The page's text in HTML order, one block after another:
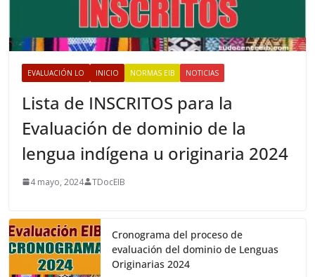
EVALUACIÓN LO INICIO NORMAS EIB NOTICIAS
Lista de INSCRITOS para la
Evaluación de dominio de la
lengua indígena u originaria 2024
4 mayo, 2024 TDocEIB
Cronograma del proceso de
evaluación del dominio de Lenguas
Originarias 2024